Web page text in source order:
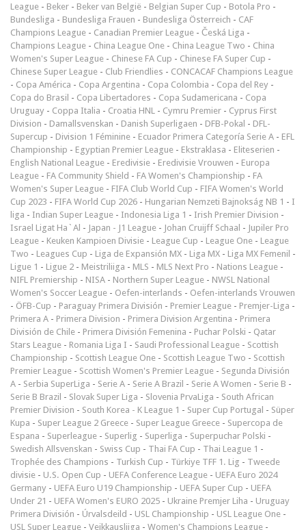
League - Beker - Beker van België - Belgian Super Cup - Botola Pro -
Bundesliga - Bundesliga Frauen - Bundesliga Österreich - CAF
Champions League - Canadian Premier League - Česká Liga -
Champions League - China League One - China League Two - China
Women's Super League - Chinese FA Cup - Chinese FA Super Cup -
Chinese Super League - Club Friendlies - CONCACAF Champions League
- Copa América - Copa Argentina - Copa Colombia - Copa del Rey -
Copa do Brasil - Copa Libertadores - Copa Sudamericana - Copa
Uruguay - Coppa Italia - Croatia HNL - Cymru Premier - Cyprus First
Division - Damallsvenskan - Danish Superligaen - DFB-Pokal - DFL-
Supercup - Division 1 Féminine - Ecuador Primera Categoría Serie A - EFL
Championship - Egyptian Premier League - Ekstraklasa - Eliteserien -
English National League - Eredivisie - Eredivisie Vrouwen - Europa
League - FA Community Shield - FA Women's Championship - FA
Women's Super League - FIFA Club World Cup - FIFA Women's World
Cup 2023 - FIFA World Cup 2026 - Hungarian Nemzeti Bajnokság NB 1 - I
liga - Indian Super League - Indonesia Liga 1 - Irish Premier Division -
Israel Ligat Ha`Al - Japan - J1 League - Johan Cruijff Schaal - Jupiler Pro
League - Keuken Kampioen Divisie - League Cup - League One - League
Two - Leagues Cup - Liga de Expansión MX - Liga MX - Liga MX Femenil -
Ligue 1 - Ligue 2 - Meistriliiga - MLS - MLS Next Pro - Nations League -
NIFL Premiership - NISA - Northern Super League - NWSL National
Women's Soccer League - Oefen-interlands - Oefen-interlands Vrouwen
- ÖFB-Cup - Paraguay Primera División - Premier League - Premjer-Liga -
Primera A - Primera Division - Primera Division Argentina - Primera
División de Chile - Primera División Femenina - Puchar Polski - Qatar
Stars League - Romania Liga I - Saudi Professional League - Scottish
Championship - Scottish League One - Scottish League Two - Scottish
Premier League - Scottish Women's Premier League - Segunda División
A - Serbia SuperLiga - Serie A - Serie A Brazil - Serie A Women - Serie B -
Serie B Brazil - Slovak Super Liga - Slovenia PrvaLiga - South African
Premier Division - South Korea - K League 1 - Super Cup Portugal - Süper
Kupa - Super League 2 Greece - Super League Greece - Supercopa de
Espana - Superleague - Superlig - Superliga - Superpuchar Polski -
Swedish Allsvenskan - Swiss Cup - Thai FA Cup - Thai League 1 -
Trophée des Champions - Turkish Cup - Türkiye TFF 1. Lig - Tweede
divisie - U.S. Open Cup - UEFA Conference League - UEFA Euro 2024
Germany - UEFA Euro U19 Championship - UEFA Super Cup - UEFA
Under 21 - UEFA Women's EURO 2025 - Ukraine Premjer Liha - Uruguay
Primera División - Úrvalsdeild - USL Championship - USL League One -
USL Super League - Veikkausliiga - Women's Champions League -